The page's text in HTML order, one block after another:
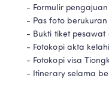
- Formulir pengajuan
- Pas foto
- Bukti tiket pesawat
- Fotokopi akta
- Fotokopi visa
- Itinerary selama